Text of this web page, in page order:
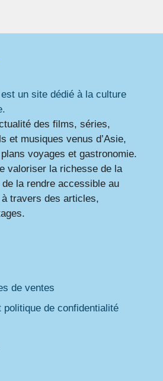
est un site dédié à la culture
des films, séries,
et musiques venus d’Asie,
voyages et gastronomie.
valoriser la richesse de la
la rendre accessible au
travers des articles,
de ventes
politique de confidentialité